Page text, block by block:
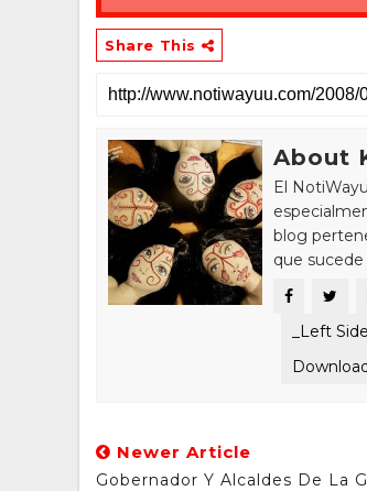
Share This
About
El
blog
que
_Left
Newer Article
Gobernador Y Alcaldes De La